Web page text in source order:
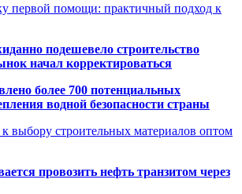
первой помощи: практичный подход к
подешевело строительство
начал корректироваться
более 700 потенциальных
водной безопасности страны
выбору строительных материалов оптом
провозить нефть транзитом через